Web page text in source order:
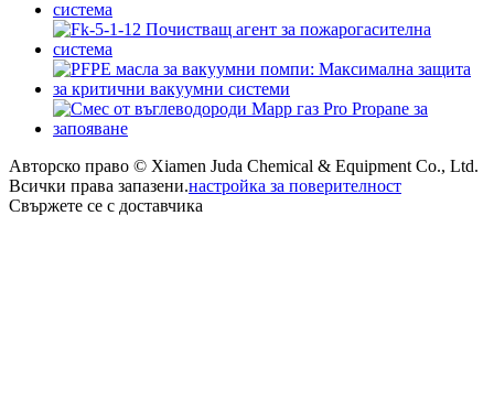
Авторско право © Xiamen Juda Chemical & Equipment Co., Ltd.
Всички права запазени.настройка за поверителност
Свържете се с доставчика